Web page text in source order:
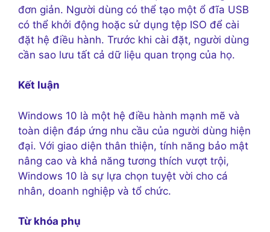
đơn giản. Người dùng có thể tạo một ổ đĩa USB
có thể khởi động hoặc sử dụng tệp ISO để cài
đặt hệ điều hành. Trước khi cài đặt, người dùng
cần sao lưu tất cả dữ liệu quan trọng của họ.
Kết luận
Windows 10 là một hệ điều hành mạnh mẽ và
toàn diện đáp ứng nhu cầu của người dùng hiện
đại. Với giao diện thân thiện, tính năng bảo mật
nâng cao và khả năng tương thích vượt trội,
Windows 10 là sự lựa chọn tuyệt vời cho cá
nhân, doanh nghiệp và tổ chức.
Từ khóa phụ